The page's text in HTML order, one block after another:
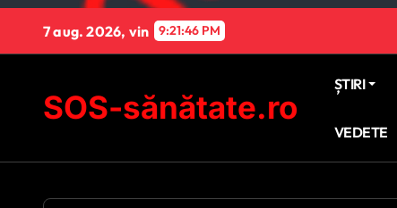
7 aug. 2026, vin 9:21:48 PM
SOS-sănătate.ro
ȘTIRI
VEDETE